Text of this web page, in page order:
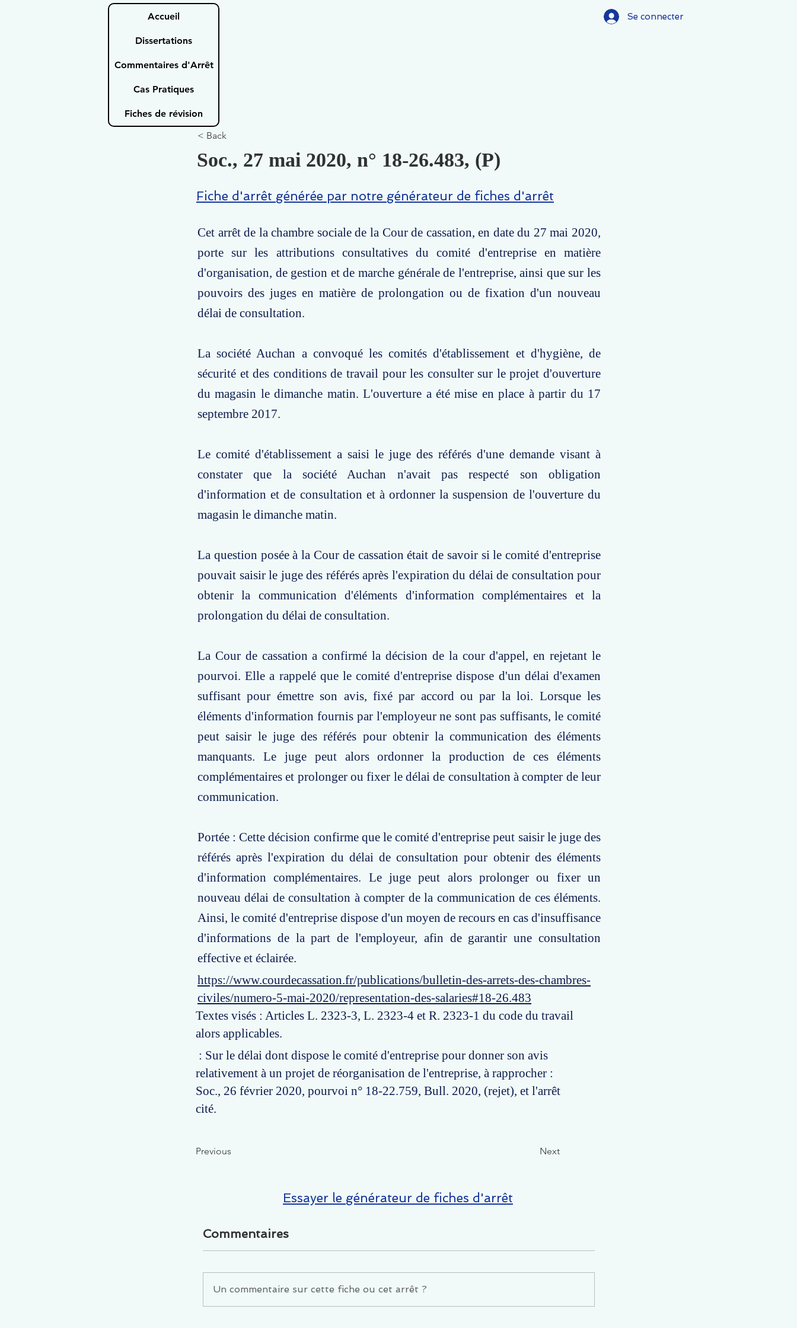
Accueil
Dissertations
Commentaires d'Arrêt
Cas Pratiques
Fiches de révision
Se connecter
< Back
Soc., 27 mai 2020, n° 18-26.483, (P)
Fiche d'arrêt générée par notre générateur de fiches d'arrêt
Cet arrêt de la chambre sociale de la Cour de cassation, en date du 27 mai 2020,
porte sur les attributions consultatives du comité d'entreprise en matière
d'organisation, de gestion et de marche générale de l'entreprise, ainsi que sur les
pouvoirs des juges en matière de prolongation ou de fixation d'un nouveau
délai de consultation.
La société Auchan a convoqué les comités d'établissement et d'hygiène, de
sécurité et des conditions de travail pour les consulter sur le projet d'ouverture
du magasin le dimanche matin. L'ouverture a été mise en place à partir du 17
septembre 2017.
Le comité d'établissement a saisi le juge des référés d'une demande visant à
constater que la société Auchan n'avait pas respecté son obligation
d'information et de consultation et à ordonner la suspension de l'ouverture du
magasin le dimanche matin.
La question posée à la Cour de cassation était de savoir si le comité d'entreprise
pouvait saisir le juge des référés après l'expiration du délai de consultation pour
obtenir la communication d'éléments d'information complémentaires et la
prolongation du délai de consultation.
La Cour de cassation a confirmé la décision de la cour d'appel, en rejetant le
pourvoi. Elle a rappelé que le comité d'entreprise dispose d'un délai d'examen
suffisant pour émettre son avis, fixé par accord ou par la loi. Lorsque les
éléments d'information fournis par l'employeur ne sont pas suffisants, le comité
peut saisir le juge des référés pour obtenir la communication des éléments
manquants. Le juge peut alors ordonner la production de ces éléments
complémentaires et prolonger ou fixer le délai de consultation à compter de leur
communication.
Portée : Cette décision confirme que le comité d'entreprise peut saisir le juge des
référés après l'expiration du délai de consultation pour obtenir des éléments
d'information complémentaires. Le juge peut alors prolonger ou fixer un
nouveau délai de consultation à compter de la communication de ces éléments.
Ainsi, le comité d'entreprise dispose d'un moyen de recours en cas d'insuffisance
d'informations de la part de l'employeur, afin de garantir une consultation
effective et éclairée.
https://www.courdecassation.fr/publications/bulletin-des-arrets-des-chambres-
civiles/numero-5-mai-2020/representation-des-salaries#18-26.483
Textes visés : Articles L. 2323-3, L. 2323-4 et R. 2323-1 du code du travail
alors applicables.
: Sur le délai dont dispose le comité d'entreprise pour donner son avis
relativement à un projet de réorganisation de l'entreprise, à rapprocher :
Soc., 26 février 2020, pourvoi n° 18-22.759, Bull. 2020, (rejet), et l'arrêt
cité.
Previous Next
Essayer le générateur de fiches d'arrêt
Commentaires
Un commentaire sur cette fiche ou cet arrêt ?